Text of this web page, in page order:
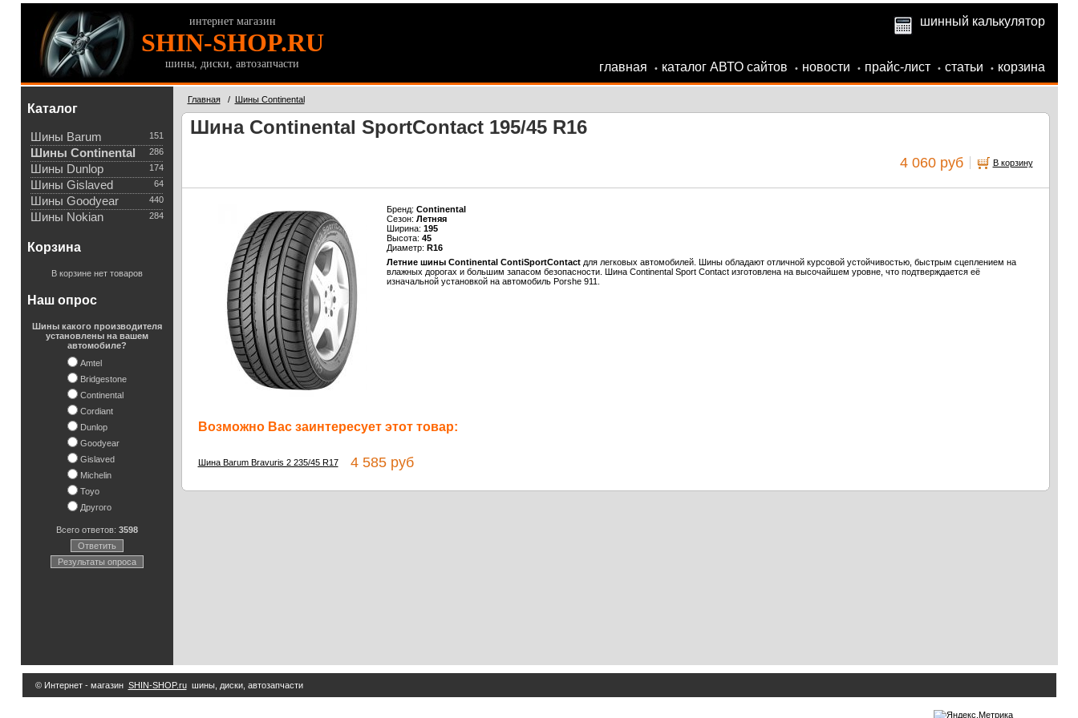
интернет магазин
SHIN-SHOP.RU
шины, диски, автозапчасти
шинный калькулятор
главная • каталог АВТО сайтов • новости • прайс-лист • статьи • корзина
Каталог
151
Шины Barum
286
Шины Continental
174
Шины Dunlop
64
Шины Gislaved
440
Шины Goodyear
284
Шины Nokian
Корзина
В корзине нет товаров
Наш опрос
Шины какого производителя
установлены на вашем
автомобиле?
Amtel
Bridgestone
Continental
Cordiant
Dunlop
Goodyear
Gislaved
Michelin
Toyo
Другого
Всего ответов: 3598
Ответить
Результаты опроса
Главная/ Шины Continental
Шина Continental SportContact 195/45 R16
4 060 руб В корзину
Бренд: Continental
Сезон: Летняя
Ширина: 195
Высота: 45
Диаметр: R16
Летние шины Continental ContiSportContactдля легковых автомобилей. Шины обладают отличной курсовой устойчивостью, быстрым сцеплением на
влажных дорогах и большим запасом безопасности. Шина Сontinental Sport Contact изготовлена на высочайшем уровне, что подтверждается её
изначальной установкой на автомобиль Porshe 911.
Возможно Вас заинтересует этот товар:
Шина Barum Bravuris 2 235/45 R174 585 руб
© Интернет - магазин SHIN-SHOP.ruшины, диски, автозапчасти